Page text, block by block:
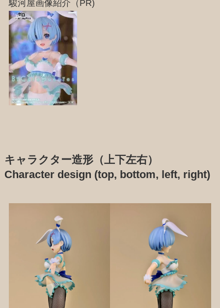
駿河屋画像紹介（PR)
キャラクター造形（上下左右）
Character design (top, bottom, left, right)